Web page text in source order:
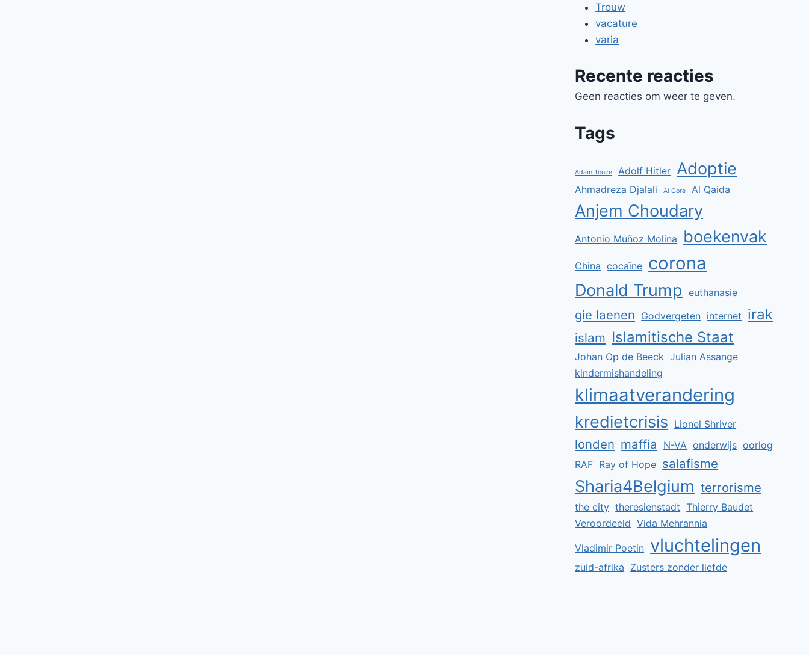
Trouw
vacature
varia
Recente reacties
Geen reacties om weer te geven.
Tags
Adam Tooze Adolf Hitler Adoptie
Ahmadreza Djalali Al Gore Al Qaida
Anjem Choudary
Antonio Muñoz Molina boekenvak
China cocaïne corona
Donald Trump euthanasie
gie laenen Godvergeten internet irak
islam Islamitische Staat
Johan Op de Beeck Julian Assange
kindermishandeling
klimaatverandering
kredietcrisis Lionel Shriver
londen maffia N-VA onderwijs oorlog
RAF Ray of Hope salafisme
Sharia4Belgium terrorisme
the city theresienstadt Thierry Baudet
Veroordeeld Vida Mehrannia
Vladimir Poetin vluchtelingen
zuid-afrika Zusters zonder liefde